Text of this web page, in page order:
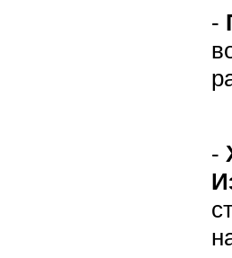
-
-